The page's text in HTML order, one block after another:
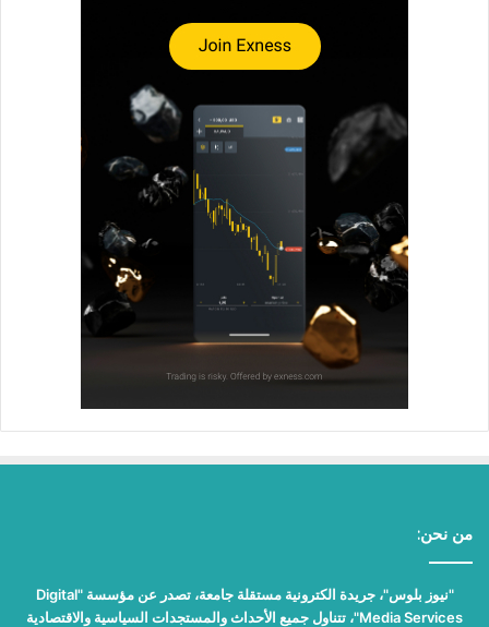
من نحن:
"نيوز بلوس"، جريدة الكترونية مستقلة جامعة، تصدر عن مؤسسة "Digital
Media Services"، تتناول جميع الأحداث والمستجدات السياسية والاقتصادية